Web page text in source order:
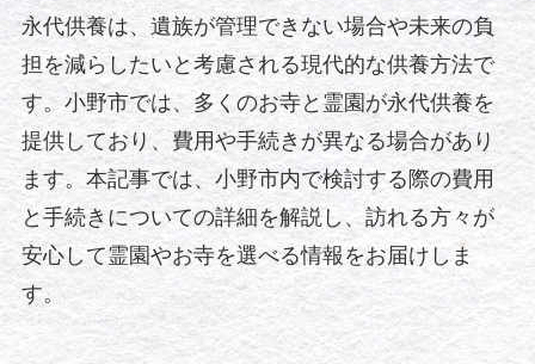
永代供養は、遺族が管理できない場合や未来の負
担を減らしたいと考慮される現代的な供養方法で
す。小野市では、多くのお寺と霊園が永代供養を
提供しており、費用や手続きが異なる場合があり
ます。本記事では、小野市内で検討する際の費用
と手続きについての詳細を解説し、訪れる方々が
安心して霊園やお寺を選べる情報をお届けしま
す。